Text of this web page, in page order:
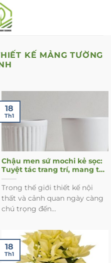
KẾ MẢNG TƯỜNG
Chậu men sứ mochi kẻ sọc:
Tuyệt tác trang trí, mang tài
lộc vào nhà
Trong thế giới thiết kế nội
thất và cảnh quan ngày càng
chú trọng đến...
18
Th1
18
Th1